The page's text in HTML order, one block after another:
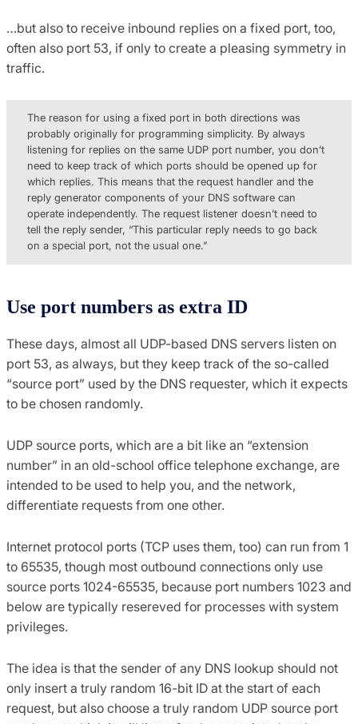
…but also to receive inbound replies on a fixed port, too,
often also port 53, if only to create a pleasing symmetry in
traffic.
The reason for using a fixed port in both directions was
probably originally for programming simplicity. By always
listening for replies on the same UDP port number, you don’t
need to keep track of which ports should be opened up for
which replies. This means that the request handler and the
reply generator components of your DNS software can
operate independently. The request listener doesn’t need to
tell the reply sender, “This particular reply needs to go back
on a special port, not the usual one.”
Use port numbers as extra ID
These days, almost all UDP-based DNS servers listen on
port 53, as always, but they keep track of the so-called
“source port” used by the DNS requester, which it expects
to be chosen randomly.
UDP source ports, which are a bit like an “extension
number” in an old-school office telephone exchange, are
intended to be used to help you, and the network,
differentiate requests from one other.
Internet protocol ports (TCP uses them, too) can run from 1
to 65535, though most outbound connections only use
source ports 1024-65535, because port numbers 1023 and
below are typically resereved for processes with system
privileges.
The idea is that the sender of any DNS lookup should not
only insert a truly random 16-bit ID at the start of each
request, but also choose a truly random UDP source port